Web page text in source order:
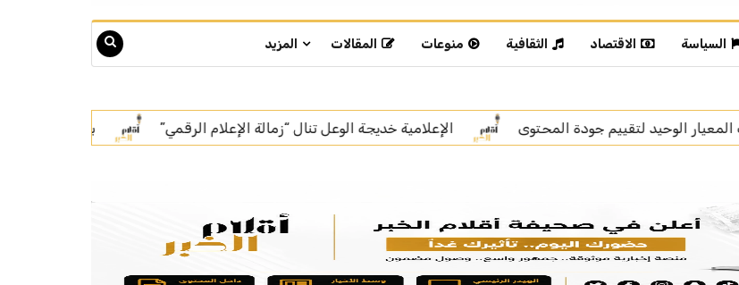
السياسة الاقتصاد الثقافية منوعات المقالات المزيد
الإعلامية خديجة الوعل تنال “زمالة الإعلام الرقمي” بتكللة تجاوزت الـ 60 مليون ريال.. "نبع" تبوك تنهي تركيب أسرع خط إنتاج للمياه في العالم